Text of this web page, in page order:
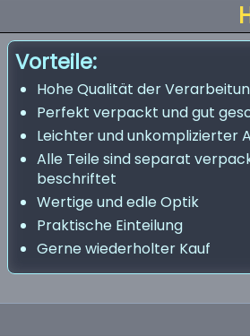
Vorteile:
Hohe Qualität der
Perfekt verpackt und gut
Leichter und unkomplizierter
Alle Teile sind separat
beschriftet
Wertige und edle Optik
Praktische Einteilung
Gerne wiederholter Kauf